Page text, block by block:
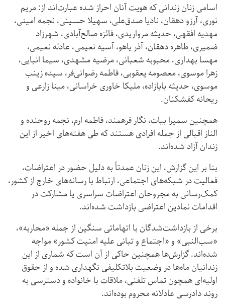
اسامی زنان زندانی که هویت آنان احراز شده عبارت‌اند از: مریم
نوری، آرزو دهقان، نادیا صدق‌علی، سهیلا حسینی، نجمه امینی،
مهدیه افقهی، حدیثه مرواریدی، فائزه صالح‌آبادی، شهرزاد
ضمیری، طاهره دهقان، آذر یاهو، آسیه نعیمی، عادله نعیمی،
مهسا بهداری، محبوبه شعبانی، مرضیه مشهدی، سیما انبایی،
زهرا موسوی، معصومه یعقوبی، فاطمه رضوانی‌فر، سیده زینب
موسوی، حدیثه بابازاده، ملیکا خاوری خراسانی، مینا زارعی و
ریحانه کفشکنان.
همچنین سمیرا بیات، نگار فرهمند، فاطمه ارم، نجمه روحنده و
الناز اقبالی از جمله افرادی هستند که طی هفته‌های اخیر از این
زندان آزاد شده‌اند.
بنا بر این گزارش، این زنان عمدتاً به دلیل حضور در اعتراضات،
فعالیت در شبکه‌های اجتماعی، ارتباط با رسانه‌های خارج از کشور،
کمک‌رسانی به مجروحان اعتراضات سراسری یا مشارکت در
اقدامات نمادین اعتراضی بازداشت شده‌اند.
برخی از بازداشت‌شدگان با اتهاماتی سنگین از جمله «محاربه»،
«سب‌النبی» و «اجتماع و تبانی علیه امنیت کشور» مواجه
شده‌اند. گزارش‌ها همچنین حاکی از آن است که شماری از این
زندانیان ماه‌ها در وضعیت بلاتکلیفی نگهداری شده و از حقوق
اولیه‌ای همچون تماس تلفنی، ملاقات با خانواده و دسترسی به
روند دادرسی عادلانه محروم بوده‌اند.